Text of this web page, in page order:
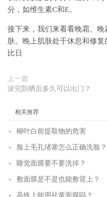
分，如维生素C和E。
接下来，我们来看看晚霜。
肤。晚上肌肤处于休息和修
比日
上一篇
涂完防晒后多久可以出门？
相关推荐
柳叶白前提取物的危害
脸上毛孔堵塞怎么正确洗脸？
睡觉面膜要不要洗掉？
敷面膜是不是也能敷背上？
高铁上能用祛黄面膜吗？